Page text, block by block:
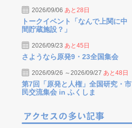
2026/09/06 あと28日
トークイベント「なんで上関に中
間貯蔵施設？」
2026/09/23 あと45日
さようなら原発9・23全国集会
2026/09/26 ～2026/09/27 あと48日
第7回「原発と人権」全国研究・市
民交流集会 in ふくしま